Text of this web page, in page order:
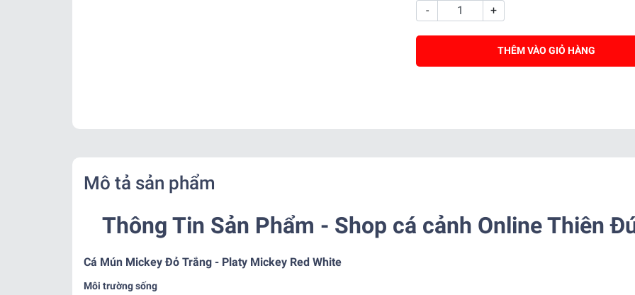
-
+
THÊM VÀO GIỎ HÀNG
Mô tả sản phẩm
Thông Tin Sản Phẩm - Shop cá cảnh Online Thiên
Cá Mún Mickey Đỏ Trắng - Platy Mickey Red White
Môi trường sống